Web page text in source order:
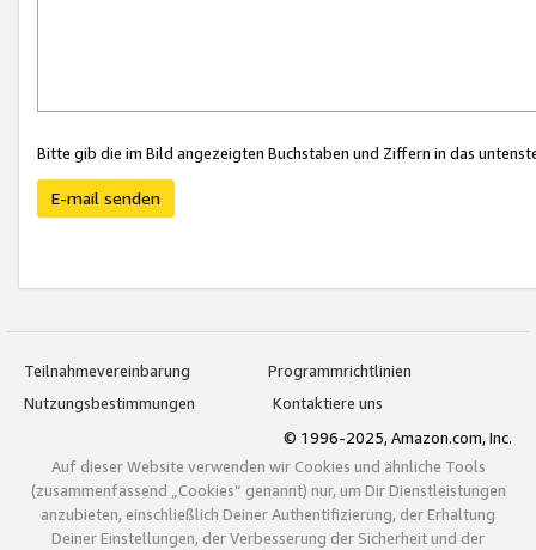
Bitte gib die im Bild angezeigten Buchstaben und Ziffern in das
E-mail senden
Teilnahmevereinbarung
Programmrichtlinien
Nutzungsbestimmungen
Kontaktiere uns
© 1996-2025, Amazon.com, Inc.
Auf dieser Website verwenden wir Cookies und ähnliche Tools
(zusammenfassend „Cookies“ genannt) nur, um Dir Dienstleistungen
anzubieten, einschließlich Deiner Authentifizierung, der Erhaltung
Deiner Einstellungen, der Verbesserung der Sicherheit und der